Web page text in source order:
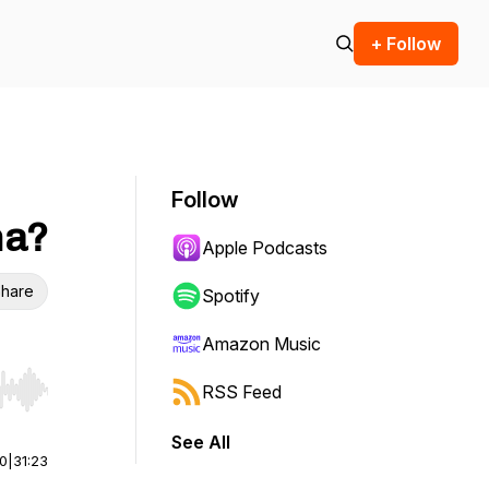
+ Follow
Hold shift to jump forward or backward.
31:23
Follow
Apple Podcasts
Spotify
Amazon Music
RSS Feed
See All